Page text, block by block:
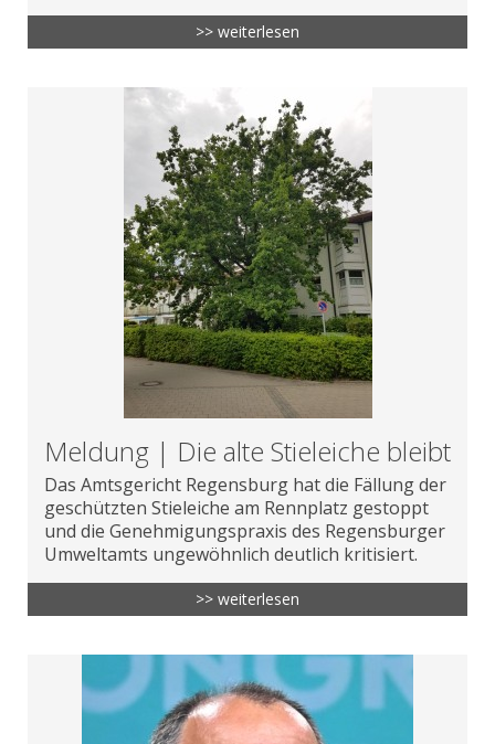
>> weiterlesen
Meldung | Die alte Stieleiche bleibt
Das Amtsgericht Regensburg hat die Fällung der
geschützten Stieleiche am Rennplatz gestoppt
und die Genehmigungspraxis des Regensburger
Umweltamts ungewöhnlich deutlich kritisiert.
>> weiterlesen